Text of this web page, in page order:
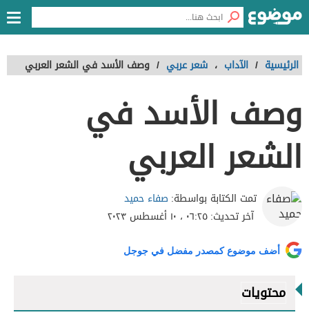
الرئيسية / الآداب ، شعر عربي / وصف الأسد في الشعر العربي
وصف الأسد في
الشعر العربي
تمت الكتابة بواسطة: صفاء حميد
آخر تحديث:٠٦:٢٥ ، ١٠ أغسطس ٢٠٢٣
أضف موضوع كمصدر مفضل في جوجل
محتويات